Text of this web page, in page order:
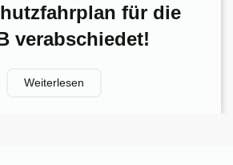
für die
verabschiedet!
Weiterlesen